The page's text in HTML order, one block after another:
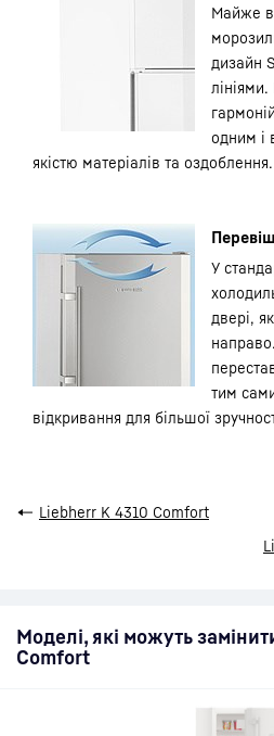
Майже
дизайн
одним і
якістю матеріалів та оздоблення.
У
двері,
тим
відкривання для більшої
← Liebherr K 4310 Comfort
Моделі, які можуть
Comfort